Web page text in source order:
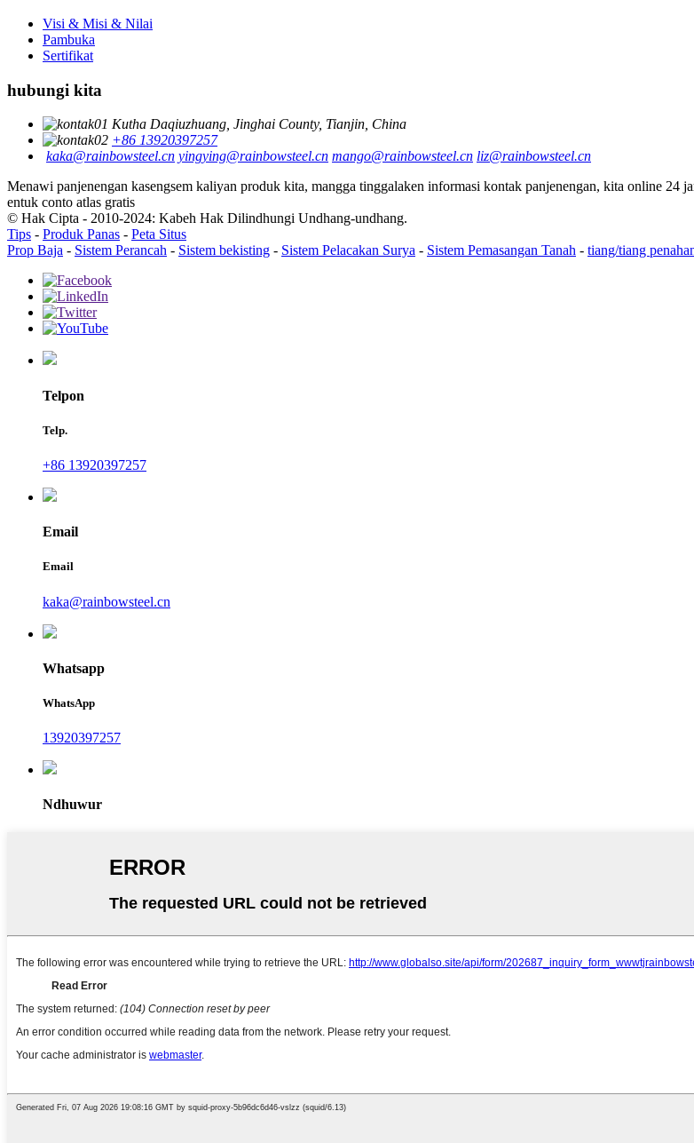
Visi & Misi & Nilai
Pambuka
Sertifikat
hubungi kita
Kutha Daqiuzhuang, Jinghai County, Tianjin, China
+86 13920397257
kaka@rainbowsteel.cn yingying@rainbowsteel.cn mango@rainbowsteel.cn liz@rainbowsteel.cn
Menawi panjenengan kasengsem kaliyan produk kita, mangga tinggalaken informasi kontak panjenengan, kita online 24
entuk conto atlas gratis
© Hak Cipta - 2010-2024: Kabeh Hak Dilindhungi Undhang-undhang.
Tips - Produk Panas - Peta Situs
Prop Baja - Sistem Perancah - Sistem bekisting - Sistem Pelacakan Surya - Sistem Pemasangan Tanah - tiang/tiang
Telpon
Telp.
+86 13920397257
Email
Email
kaka@rainbowsteel.cn
Whatsapp
WhatsApp
13920397257
Ndhuwur